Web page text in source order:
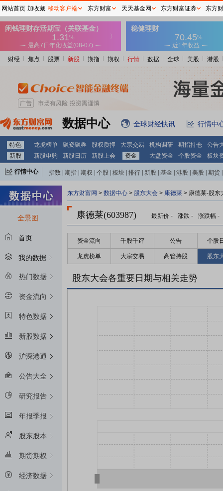
财经 焦点 股票 新股 期指 期权 行情 数据 全球 美股 港股
数据中心 全球财经快讯 行情中
特色 龙虎榜单 融资融券 股权质押 大宗交易 机构调研 期指持仓
公告
新股
新股申购 新股日历 新股上会 资金 大盘资金 个股资金 板块
行情中心 指数 期指 期权 个股 板块 排行 新股 基金 港股 美股 期货
全景图
首页
我的数据
热门数据
资金流向
特色数据
新股数据
沪深港通
公告大全
研究报告
年报季报
股东股本
期货期权
经济数据
东方财富网 > 数据中心 > 股东大会 > 康德莱 > 康德莱-股东
康德莱(603987) 最新价 - 涨跌 - 涨跌幅 -
资金流向 千股千评 公告 个股
龙虎榜单 大宗交易 高管持股 股东
股东大会各重要日期与相关走势
网站首页 加收藏 移动客户端 东方财富 天天基金网 东方财富证券 东方